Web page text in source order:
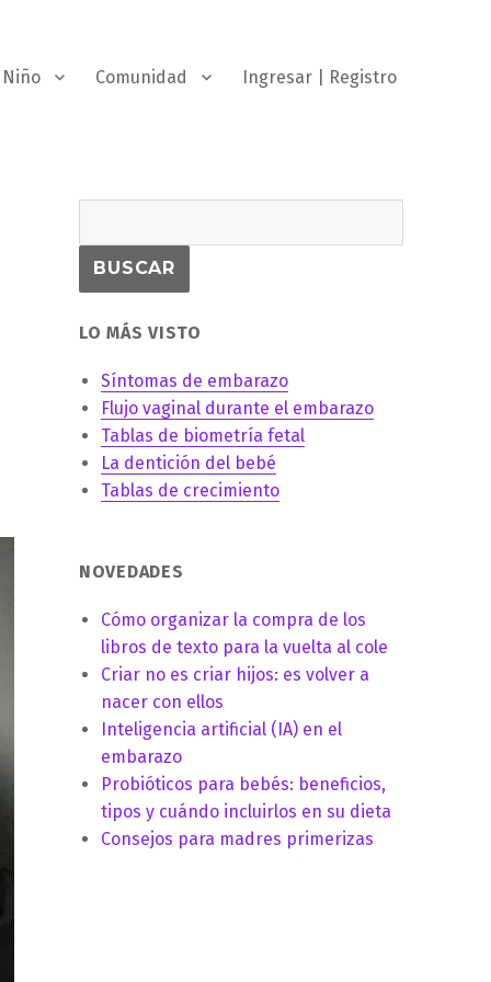
Niño Comunidad Ingresar | Registro
LO MÁS VISTO
Síntomas de embarazo
Flujo vaginal durante el embarazo
Tablas de biometría fetal
La dentición del bebé
Tablas de crecimiento
NOVEDADES
Cómo organizar la compra de los
libros de texto para la vuelta al cole
Criar no es criar hijos: es volver a
nacer con ellos
Inteligencia artificial (IA) en el
embarazo
Probióticos para bebés: beneficios,
tipos y cuándo incluirlos en su dieta
Consejos para madres primerizas